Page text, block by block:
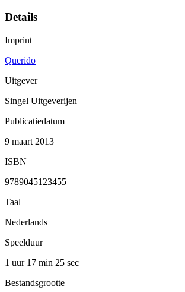
Details
Imprint
Querido
Uitgever
Singel Uitgeverijen
Publicatiedatum
9 maart 2013
ISBN
9789045123455
Taal
Nederlands
Speelduur
1 uur 17 min 25 sec
Bestandsgrootte